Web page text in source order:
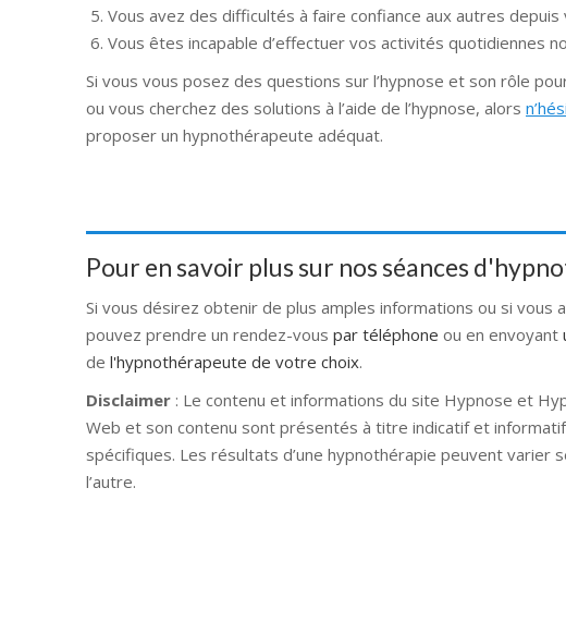
Vous avez des difficultés à faire confiance aux autres
Vous êtes incapable d’effectuer vos activités quotidiennes
Si vous vous posez des questions sur l’hypnose et son rôle
ou vous cherchez des solutions à l’aide de l’hypnose, alors
proposer un hypnothérapeute adéquat.
Pour en savoir plus sur nos séances
Si vous désirez obtenir de plus amples informations ou si vous
pouvez prendre un rendez-vous par téléphone ou en envoyant
de l'hypnothérapeute de votre choix.
Disclaimer : Le contenu et informations du site Hypnose et
Web et son contenu sont présentés à titre indicatif et
spécifiques. Les résultats d’une hypnothérapie peuvent varier
l’autre.